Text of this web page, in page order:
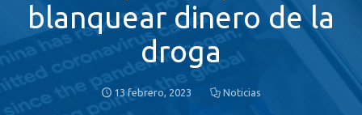
blanquear dinero de la
droga
13 febrero, 2023 Noticias